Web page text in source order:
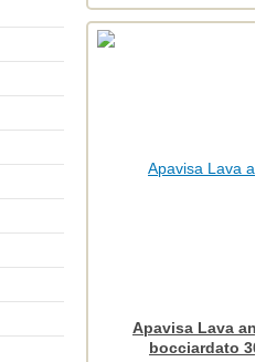
Apavisa Lava
bocciardato